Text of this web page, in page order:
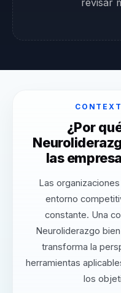
¿Por
las
Las
entorno
constante. Una
Neuroliderazgo
transforma la
herramientas
los